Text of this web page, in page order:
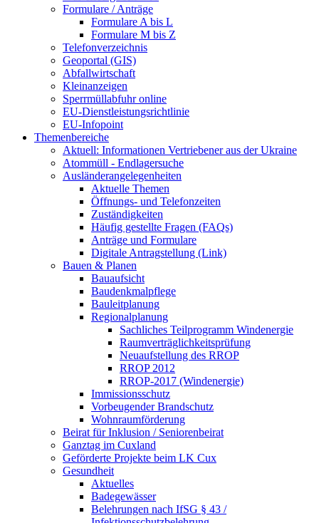
Formulare / Anträge
Formulare A bis L
Formulare M bis Z
Telefonverzeichnis
Geoportal (GIS)
Abfallwirtschaft
Kleinanzeigen
Sperrmüllabfuhr online
EU-Dienstleistungsrichtlinie
EU-Infopoint
Themenbereiche
Aktuell: Informationen Vertriebener aus der Ukraine
Atommüll - Endlagersuche
Ausländerangelegenheiten
Aktuelle Themen
Öffnungs- und Telefonzeiten
Zuständigkeiten
Häufig gestellte Fragen (FAQs)
Anträge und Formulare
Digitale Antragstellung (Link)
Bauen & Planen
Bauaufsicht
Baudenkmalpflege
Bauleitplanung
Regionalplanung
Sachliches Teilprogramm Windenergie
Raumverträglichkeitsprüfung
Neuaufstellung des RROP
RROP 2012
RROP-2017 (Windenergie)
Immissionsschutz
Vorbeugender Brandschutz
Wohnraumförderung
Beirat für Inklusion / Seniorenbeirat
Ganztag im Cuxland
Geförderte Projekte beim LK Cux
Gesundheit
Aktuelles
Badegewässer
Belehrungen nach IfSG § 43 /